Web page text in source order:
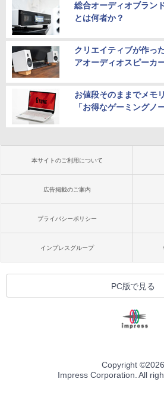
総合オーディオブラン
とは何者か？
クリエイティブが作っ
アオーディオスピーカ
お値段そのままでメモ
「お得なゲーミングノ
本サイトのご利用について
広告掲載のご案内
プライバシーポリシー
インプレスグループ
PC版で見る
Copyright ©2026
Impress Corporation. All